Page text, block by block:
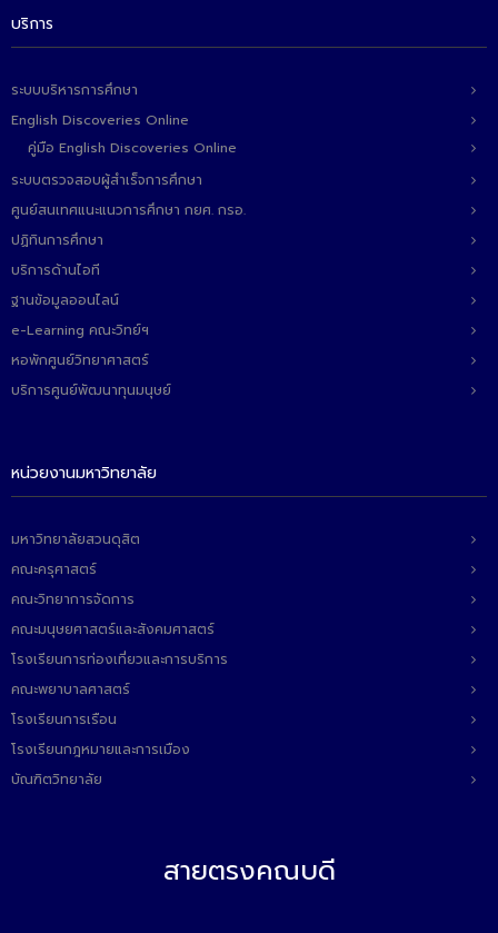
บริการ
ระบบบริหารการศึกษา
English Discoveries Online
คู่มือ English Discoveries Online
ระบบตรวจสอบผู้สำเร็จการศึกษา
ศูนย์สนเทศแนะแนวการศึกษา กยศ. กรอ.
ปฏิทินการศึกษา
บริการด้านไอที
ฐานข้อมูลออนไลน์
e-Learning คณะวิทย์ฯ
หอพักศูนย์วิทยาศาสตร์
บริการศูนย์พัฒนาทุนมนุษย์
หน่วยงานมหาวิทยาลัย
มหาวิทยาลัยสวนดุสิต
คณะครุศาสตร์
คณะวิทยาการจัดการ
คณะมนุษยศาสตร์และสังคมศาสตร์
โรงเรียนการท่องเที่ยวและการบริการ
คณะพยาบาลศาสตร์
โรงเรียนการเรือน
โรงเรียนกฎหมายและการเมือง
บัณฑิตวิทยาลัย
สายตรงคณบดี